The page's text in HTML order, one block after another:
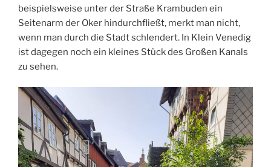
beispielsweise unter der Straße Krambuden ein
Seitenarm der Oker hindurchfließt, merkt man nicht,
wenn man durch die Stadt schlendert. In Klein Venedig
ist dagegen noch ein kleines Stück des Großen Kanals
zu sehen.